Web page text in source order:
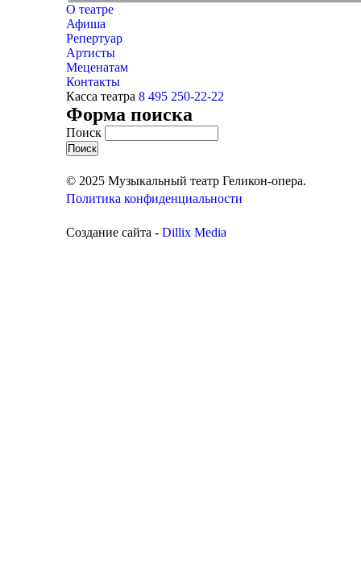
О театре
Афиша
Репертуар
Артисты
Меценатам
Контакты
Касса театра 8 495 250-22-22
Форма поиска
Поиск
© 2025 Музыкальный театр Геликон-опера.
Политика конфиденциальности
Создание сайта - Dillix Media